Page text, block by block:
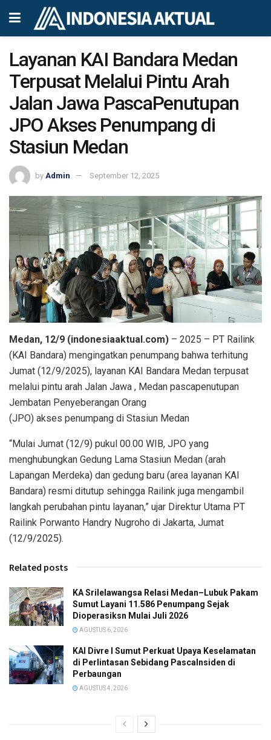
Layanan KAI Bandara Medan
Terpusat Melalui Pintu Arah
Jalan Jawa PascaPenutupan
JPO Akses Penumpang di
Stasiun Medan
by Admin September 12, 2025
Medan, 12/9 (indonesiaaktual.com) – 2025 – PT Railink
(KAI Bandara) mengingatkan penumpang bahwa terhitung
Jumat (12/9/2025), layanan KAI Bandara Medan terpusat
melalui pintu arah Jalan Jawa , Medan pascapenutupan
Jembatan Penyeberangan Orang
(JPO) akses penumpang di Stasiun Medan
“Mulai Jumat (12/9) pukul 00.00 WIB, JPO yang
menghubungkan Gedung Lama Stasiun Medan (arah
Lapangan Merdeka) dan gedung baru (area layanan KAI
Bandara) resmi ditutup sehingga Railink juga mengambil
langkah perubahan pintu layanan,” ujar Direktur Utama PT
Railink Porwanto Handry Nugroho di Jakarta, Jumat
(12/9/2025).
Related posts
KA Srilelawangsa Relasi Medan–Lubuk Pakam
Sumut Layani 11.586 Penumpang Sejak
Dioperasiksn Mulai Juli 2026
AGUSTUS 6, 2026
KAI Divre I Sumut Perkuat Upaya Keselamatan
di Perlintasan Sebidang PascaInsiden di
Perbaungan
AGUSTUS 4, 2026